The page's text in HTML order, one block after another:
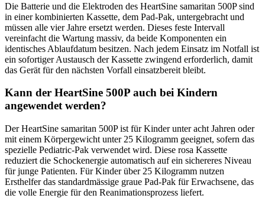
Die Batterie und die Elektroden des HeartSine samaritan 500P sind
in einer kombinierten Kassette, dem Pad-Pak, untergebracht und
müssen alle vier Jahre ersetzt werden. Dieses feste Intervall
vereinfacht die Wartung massiv, da beide Komponenten ein
identisches Ablaufdatum besitzen. Nach jedem Einsatz im Notfall ist
ein sofortiger Austausch der Kassette zwingend erforderlich, damit
das Gerät für den nächsten Vorfall einsatzbereit bleibt.
Kann der HeartSine 500P auch bei Kindern
angewendet werden?
Der HeartSine samaritan 500P ist für Kinder unter acht Jahren oder
mit einem Körpergewicht unter 25 Kilogramm geeignet, sofern das
spezielle Pediatric-Pak verwendet wird. Diese rosa Kassette
reduziert die Schockenergie automatisch auf ein sichereres Niveau
für junge Patienten. Für Kinder über 25 Kilogramm nutzen
Ersthelfer das standardmässige graue Pad-Pak für Erwachsene, das
die volle Energie für den Reanimationsprozess liefert.